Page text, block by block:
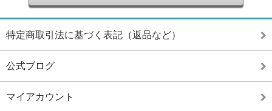
特定商取引法に基づく表記（返品など）
公式ブログ
マイアカウント